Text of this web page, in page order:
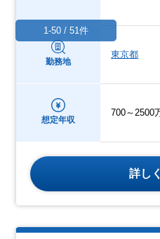
勤務地
東京都
想定年収
700～2500
詳し
1-50 / 51件